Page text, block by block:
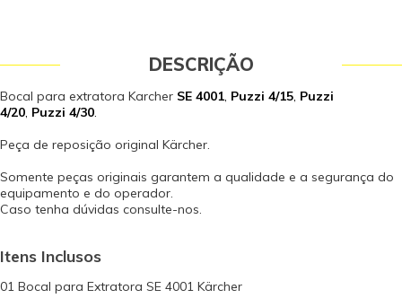
DESCRIÇÃO
Bocal para extratora Karcher SE 4001, Puzzi 4/15, Puzzi
4/20, Puzzi 4/30.
Peça de reposição original Kärcher.
Somente peças originais garantem a qualidade e a segurança do
equipamento e do operador.
Caso tenha dúvidas consulte-nos.
Itens Inclusos
01 Bocal para Extratora SE 4001 Kärcher